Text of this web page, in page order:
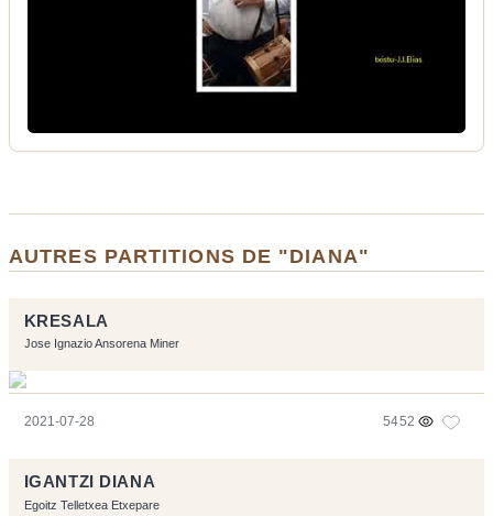
AUTRES PARTITIONS DE "DIANA"
KRESALA
Jose Ignazio Ansorena Miner
2021-07-28 5452
IGANTZI DIANA
Egoitz Telletxea Etxepare